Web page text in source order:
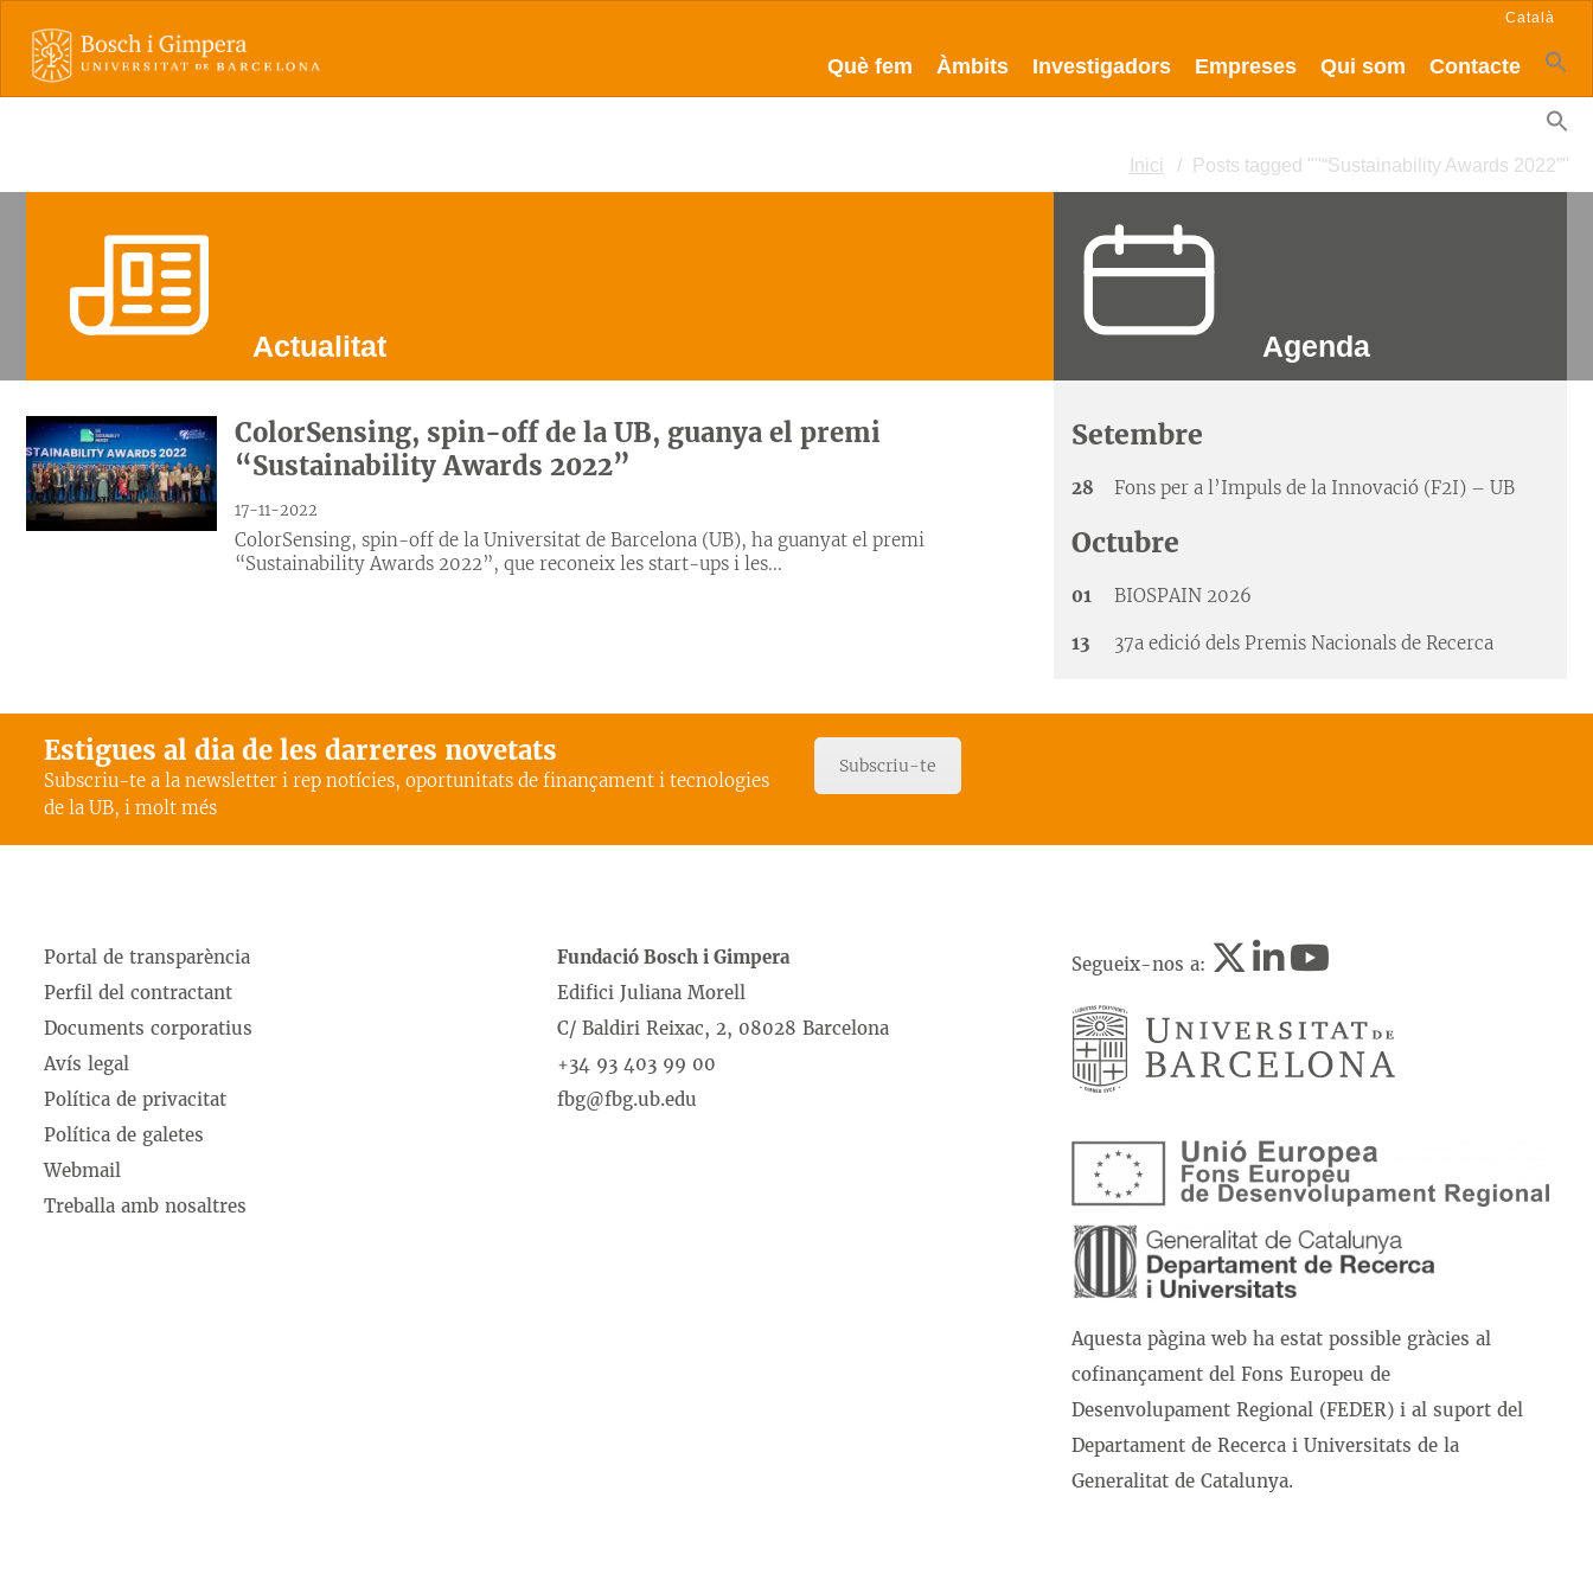
Què fem Àmbits Investigadors Empreses Qui som Contacte
Català
Inici Posts tagged ""“Sustainability Awards 2022”"
Actualitat Agenda
ColorSensing, spin-off de la UB, guanya el premi
“Sustainability Awards 2022”
17-11-2022
ColorSensing, spin-off de la Universitat de Barcelona (UB), ha guanyat el premi
“Sustainability Awards 2022”, que reconeix les start-ups i les...
Setembre
28 Fons per a l’Impuls de la Innovació (F2I) – UB
Octubre
01 BIOSPAIN 2026
13 37a edició dels Premis Nacionals de Recerca
Estigues al dia de les darreres novetats
Subscriu-te a la newsletter i rep notícies, oportunitats de finançament i tecnologies
de la UB, i molt més
Subscriu-te
Portal de transparència
Perfil del contractant
Documents corporatius
Avís legal
Política de privacitat
Política de galetes
Webmail
Treballa amb nosaltres
Fundació Bosch i Gimpera
Edifici Juliana Morell
C/ Baldiri Reixac, 2, 08028 Barcelona
+34 93 403 99 00
fbg@fbg.ub.edu
Segueix-nos a:
Aquesta pàgina web ha estat possible gràcies al
cofinançament del Fons Europeu de
Desenvolupament Regional (FEDER) i al suport del
Departament de Recerca i Universitats de la
Generalitat de Catalunya.